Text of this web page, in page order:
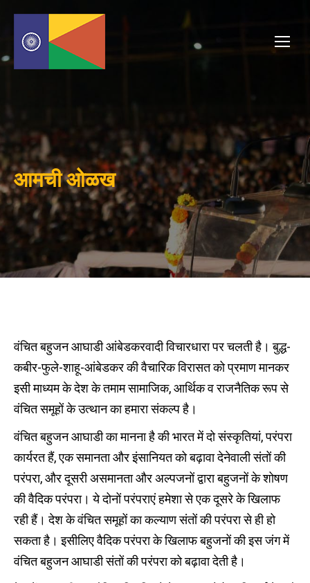
आमची ओळख
वंचित बहुजन आघाडी आंबेडकरवादी विचारधारा पर चलती है। बुद्ध-
कबीर-फुले-शाहू-आंबेडकर की वैचारिक विरासत को प्रमाण मानकर
इसी माध्यम के देश के तमाम सामाजिक, आर्थिक व राजनैतिक रूप से
वंचित समूहों के उत्थान का हमारा संकल्प है।
वंचित बहुजन आघाडी का मानना है की भारत में दो संस्कृतियां, परंपरा
कार्यरत हैं, एक समानता और इंसानियत को बढ़ावा देनेवाली संतों की
परंपरा, और दूसरी असमानता और अल्पजनों द्वारा बहुजनों के शोषण
की वैदिक परंपरा। ये दोनों परंपराएं हमेशा से एक दूसरे के खिलाफ
रही हैं। देश के वंचित समूहों का कल्याण संतों की परंपरा से ही हो
सकता है। इसीलिए वैदिक परंपरा के खिलाफ बहुजनों की इस जंग में
वंचित बहुजन आघाडी संतों की परंपरा को बढ़ावा देती है।